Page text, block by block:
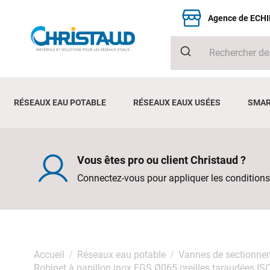
Agence de
RÉSEAUX EAU POTABLE RÉSEAUX EAUX USÉES
Vous êtes pro ou client Christaud ?
Connectez-vous pour appliquer les
Accueil Réseaux eau potable Vannes de